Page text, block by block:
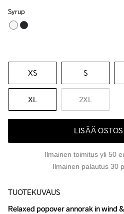
Syrup
XS S
XL 2XL
LISÄÄ
Ilmainen toimitus yli 50
Ilmainen palautus 30
TUOTEKUVAUS
Relaxed popover annorak in wind
Relaxed popover annorak in wind